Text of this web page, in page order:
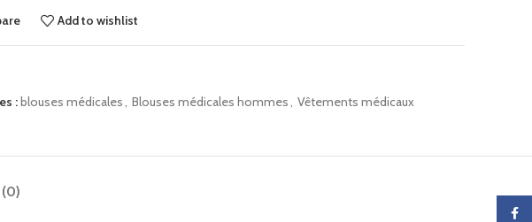
Add to wishlist
:blouses médicales, Blouses médicales hommes, Vêtements médicaux
(0)